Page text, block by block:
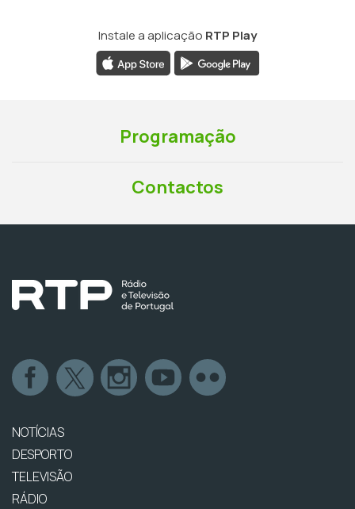
Instale a aplicação RTP Play
Programação
Contactos
NOTÍCIAS
DESPORTO
TELEVISÃO
RÁDIO